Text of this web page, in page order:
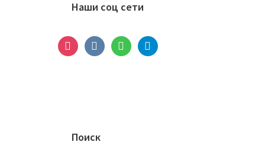
Наши соц сети
instagramvkontaktewhatsapptelegram
Поиск